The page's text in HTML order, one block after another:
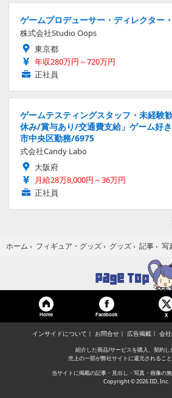
ゲームプロデューサー・ディレクター
株式会社Studio Oops
東京都
年収280万円～720万円
正社員
ゲームテスティングスタッフ・未経験
休み/賞与あり/交通費支給」ゲーム好
市中央区勤務/6975
式会社Candy Labo
大阪府
月給28万8,000円～36万円
正社員
ホーム › フィギュア・グッズ › グッズ › 記事 › 写
Home Facebook X
インサイドについて お問合せ 広告掲載 会
紹介した商品/サービスを購入、契約し
売上の一部が弊社サイトに還元されること
当サイトに掲載の記事・見出し・写真・画像の無
Copyright © 2026 IID, Inc.